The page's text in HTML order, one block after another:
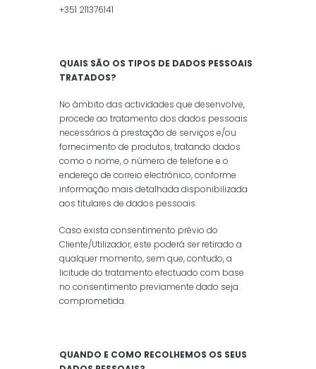
+351 211376141
QUAIS SÃO OS TIPOS DE DADOS PESSOAIS
TRATADOS?
No âmbito das actividades que desenvolve,
procede ao tratamento dos dados pessoais
necessários à prestação de serviços e/ou
fornecimento de produtos, tratando dados
como o nome, o número de telefone e o
endereço de correio electrónico, conforme
informação mais detalhada disponibilizada
aos titulares de dados pessoais.
Caso exista consentimento prévio do
Cliente/Utilizador, este poderá ser retirado a
qualquer momento, sem que, contudo, a
licitude do tratamento efectuado com base
no consentimento previamente dado seja
comprometida.
QUANDO E COMO RECOLHEMOS OS SEUS